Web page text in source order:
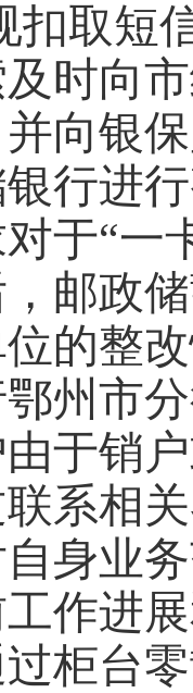
扣取短
时向
向银
行进
于“一
邮政
的整
州市
于销
系相
身业
作进
柜台